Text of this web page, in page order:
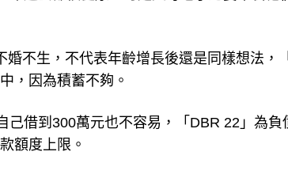
婚不生，不代表年齡增長後還是同樣想法，
，因為積蓄不夠。
己借到300萬元也不容易，「DBR 22」為
額度上限。